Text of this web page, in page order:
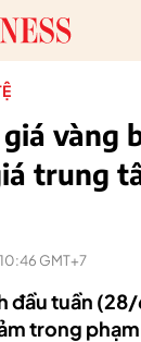
vàng
trung
GMT+7
đầu tuần
trong phạm